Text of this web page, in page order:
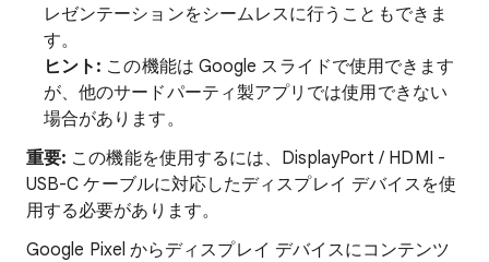
レゼンテーションをシームレスに行うこともできま
す。
ヒント: この機能は Google スライドで使用できます
が、他のサードパーティ製アプリでは使用できない
場合があります。
重要: この機能を使用するには、DisplayPort / HDMI -
USB-C ケーブルに対応したディスプレイ デバイスを使
用する必要があります。
Google Pixel からディスプレイ デバイスにコンテンツ